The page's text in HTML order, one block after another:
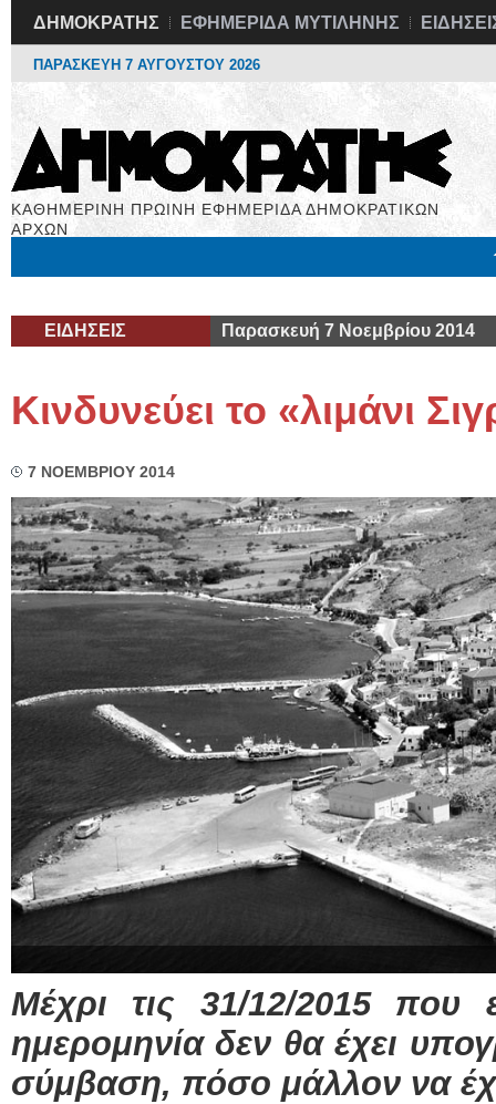
ΔΗΜΟΚΡΑΤΗΣ ΕΦΗΜΕΡΙΔΑ ΜΥΤΙΛΗΝΗΣ
ΠΑΡΑΣΚΕΥΗ 7 ΑΥΓΟΥΣΤΟΥ 2026
ΚΑΘΗΜΕΡΙΝΗ ΠΡΩΙΝΗ ΕΦΗΜΕΡΙΔΑ ΔΗΜΟΚΡΑΤΙΚΩΝ
ΑΡΧΩΝ
ΕΙΔΗΣΕΙΣ Παρασκευή 7 Νοεμβρίου 2014
Κινδυνεύει το «λιμάνι
7 ΝΟΕΜΒΡΙΟΥ 2014
Μέχρι τις 31/12/2015 που
ημερομηνία δεν θα έχει
σύμβαση, πόσο μάλλον να
ΕΙΔΙΚΟΣ